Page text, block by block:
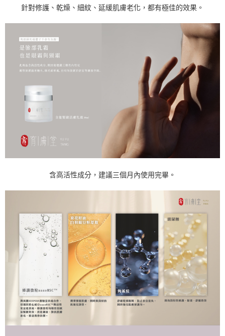
針對修護、乾燥、細紋、延緩肌膚老化，都有極佳的效果。
含高活性成分，建議三個月內使用完畢。